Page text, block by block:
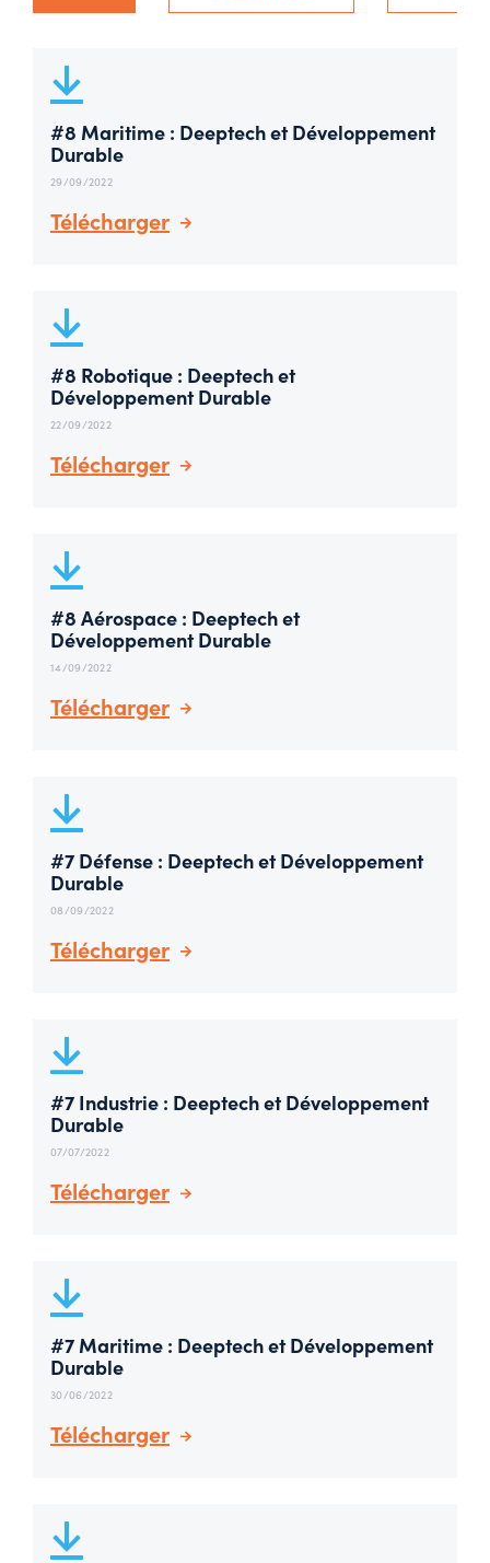
#8 Maritime : Deeptech et Développement
Durable
29/09/2022
Télécharger
#8 Robotique : Deeptech et
Développement Durable
22/09/2022
Télécharger
#8 Aérospace : Deeptech et
Développement Durable
14/09/2022
Télécharger
#7 Défense : Deeptech et Développement
Durable
08/09/2022
Télécharger
#7 Industrie : Deeptech et Développement
Durable
07/07/2022
Télécharger
#7 Maritime : Deeptech et Développement
Durable
30/06/2022
Télécharger